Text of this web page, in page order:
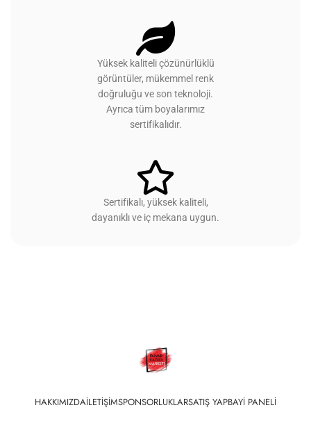
Yüksek kaliteli çözünürlüklü
görüntüler, mükemmel renk
doğruluğu ve son teknoloji.
Ayrıca tüm boyalarımız
sertifikalıdır.
Sertifikalı, yüksek kaliteli,
dayanıklı ve iç mekana uygun.
HAKKIMIZDAİLETIŞIMSPONSORLUKLARSATIŞ YAPBAYI PANELI